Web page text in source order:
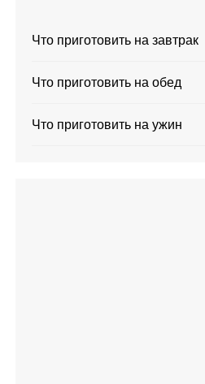
Что приготовить на завтрак
Что приготовить на обед
Что приготовить на ужин